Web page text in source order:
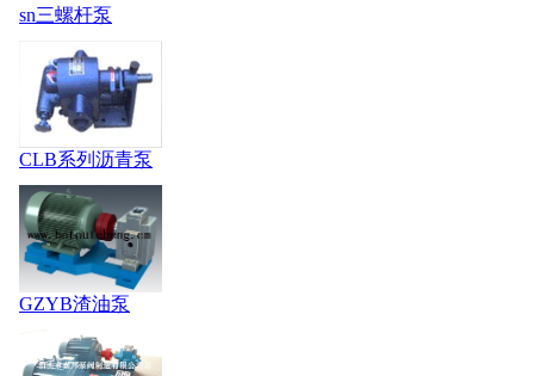
sn三螺杆泵
CLB系列沥青泵
GZYB渣油泵